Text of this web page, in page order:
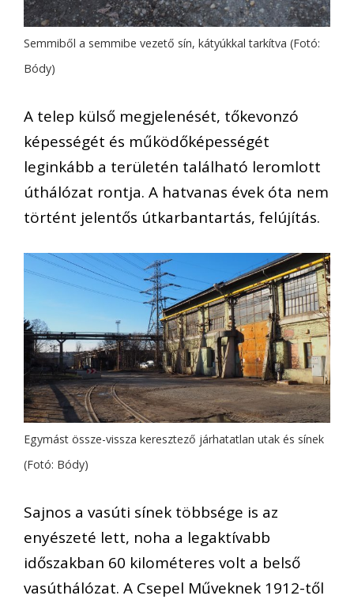
Semmiből a semmibe vezető sín, kátyúkkal tarkítva (Fotó:
Bódy)
A telep külső megjelenését, tőkevonzó
képességét és működőképességét
leginkább a területén található leromlott
úthálózat rontja. A hatvanas évek óta nem
történt jelentős útkarbantartás, felújítás.
Egymást össze-vissza keresztező járhatatlan utak és sínek
(Fotó: Bódy)
Sajnos a vasúti sínek többsége is az
enyészeté lett, noha a legaktívabb
időszakban 60 kilométeres volt a belső
vasúthálózat. A Csepel Műveknek 1912-től